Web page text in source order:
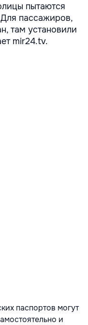
пытаются
пассажиров,
там установили
mir24.tv.
паспортов могут
и